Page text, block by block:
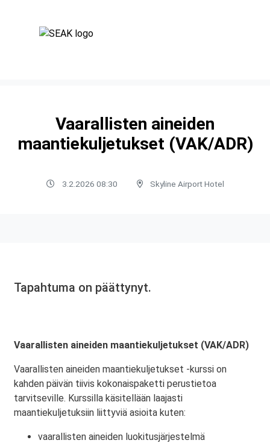
Vaarallisten aineiden
maantiekuljetukset (VAK/ADR)
3.2.2026 08:30 Skyline Airport Hotel
Tapahtuma on päättynyt.
Vaarallisten aineiden maantiekuljetukset (VAK/ADR)
Vaarallisten aineiden maantiekuljetukset -kurssi on
kahden päivän tiivis kokonaispaketti perustietoa
tarvitseville. Kurssilla käsitellään laajasti
maantiekuljetuksiin liittyviä asioita kuten:
vaarallisten aineiden luokitusjärjestelmä